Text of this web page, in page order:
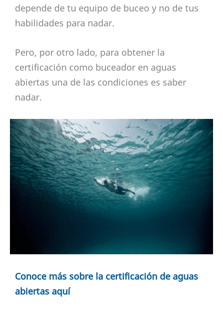
depende de tu equipo de buceo y no de tus
habilidades para nadar.
Pero, por otro lado, para obtener la
certificación como buceador en aguas
abiertas una de las condiciones es saber
nadar.
Conoce más sobre la certificación de aguas
abiertas aquí